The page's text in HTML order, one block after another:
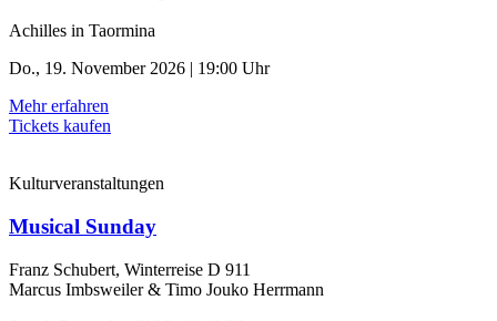
Achilles in Taormina
Do., 19. November 2026 | 19:00 Uhr
Mehr erfahren
Tickets kaufen
Kulturveranstaltungen
Musical Sunday
Franz Schubert, Winterreise D 911
Marcus Imbsweiler & Timo Jouko Herrmann